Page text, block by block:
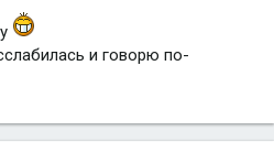
и говорю по-